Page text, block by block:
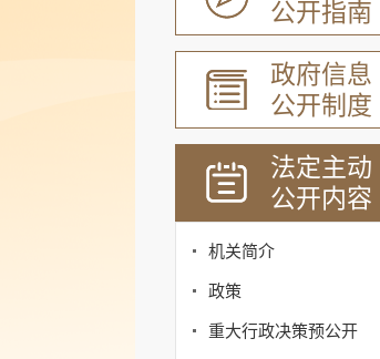
公开指南
政府信息
公开制度
法定主动
公开内容
机关简介
政策
重大行政决策预公开